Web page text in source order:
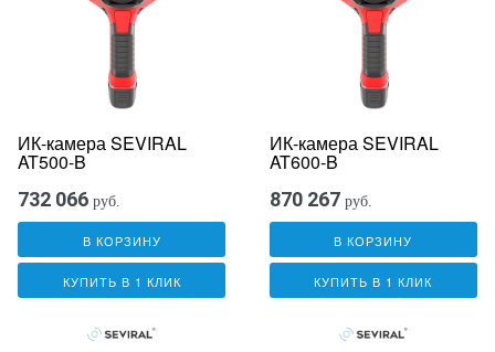
ИК-камера SEVIRAL
AT500-B
732 066 руб.
В КОРЗИНУ
КУПИТЬ В 1 КЛИК
ИК-камера SEVIRAL
AT600-B
870 267 руб.
В КОРЗИНУ
КУПИТЬ В 1 КЛИК